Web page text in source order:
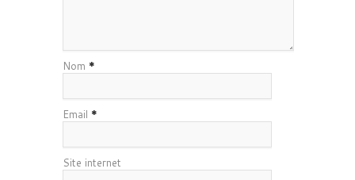
Nom *
Email *
Site internet